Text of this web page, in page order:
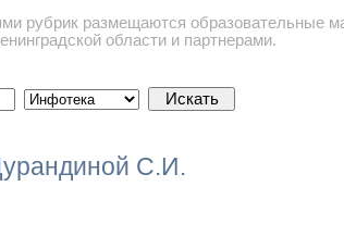
рубрик размещаются образовательные
области и партнерами.
С.И.